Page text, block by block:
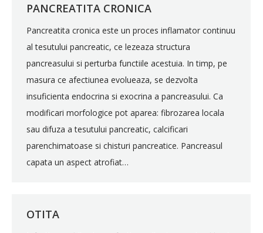
PANCREATITA CRONICA
Pancreatita cronica este un proces inflamator continuu
al tesutului pancreatic, ce lezeaza structura
pancreasului si perturba functiile acestuia. In timp, pe
masura ce afectiunea evolueaza, se dezvolta
insuficienta endocrina si exocrina a pancreasului. Ca
modificari morfologice pot aparea: fibrozarea locala
sau difuza a tesutului pancreatic, calcificari
parenchimatoase si chisturi pancreatice. Pancreasul
capata un aspect atrofiat…
OTITA